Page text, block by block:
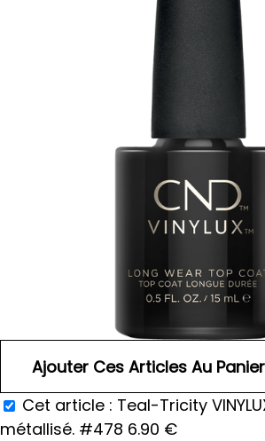
Cet article : Teal-Tricity
métallisé. #478 6.90 €